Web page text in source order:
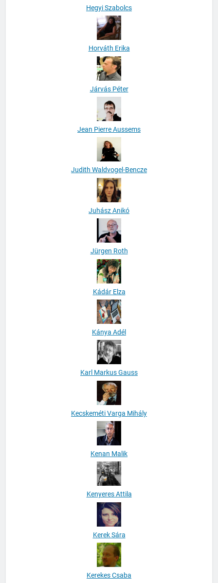
Hegyi Szabolcs
Horváth Erika
Járvás Péter
Jean Pierre Aussems
Judith Waldvogel-Bencze
Juhász Anikó
Jürgen Roth
Kádár Elza
Kánya Adél
Karl Markus Gauss
Kecskeméti Varga Mihály
Kenan Malik
Kenyeres Attila
Kerek Sára
Kerekes Csaba